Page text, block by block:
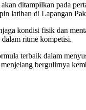
ditampilkan pada
latihan di Lapangan
kondisi fisik dan
ritme kompetisi.
terbaik dalam
bergulirnya